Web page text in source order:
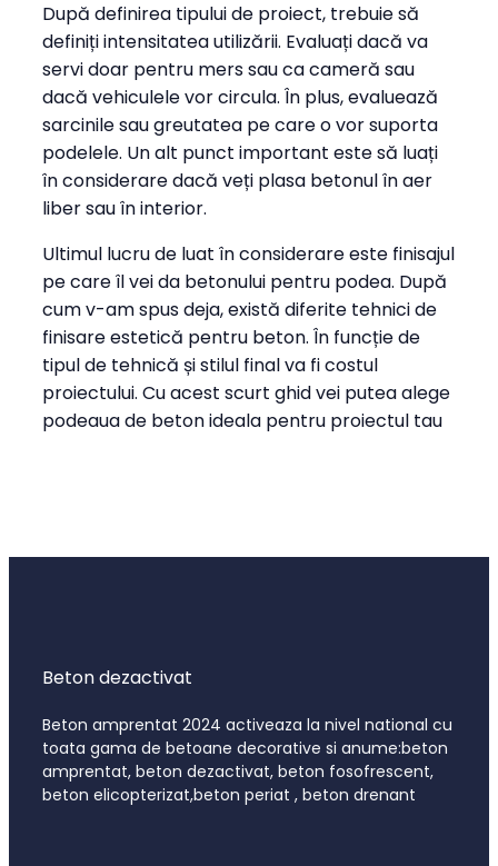
După definirea tipului de proiect, trebuie să
definiți intensitatea utilizării. Evaluați dacă va
servi doar pentru mers sau ca cameră sau
dacă vehiculele vor circula. În plus, evaluează
sarcinile sau greutatea pe care o vor suporta
podelele. Un alt punct important este să luați
în considerare dacă veți plasa betonul în aer
liber sau în interior.
Ultimul lucru de luat în considerare este finisajul
pe care îl vei da betonului pentru podea. După
cum v-am spus deja, există diferite tehnici de
finisare estetică pentru beton. În funcție de
tipul de tehnică și stilul final va fi costul
proiectului. Cu acest scurt ghid vei putea alege
podeaua de beton ideala pentru proiectul tau
Beton dezactivat
Beton amprentat 2024 activeaza la nivel national cu
toata gama de betoane decorative si anume:beton
amprentat, beton dezactivat, beton fosofrescent,
beton elicopterizat,beton periat , beton drenant